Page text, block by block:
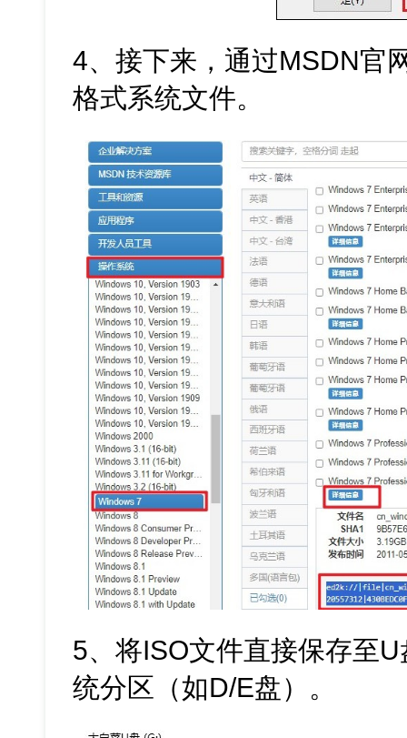
4、接下来，通过MSDN官
格式系统文件。
5、将ISO文件直接保存至
统分区（如D/E盘）。